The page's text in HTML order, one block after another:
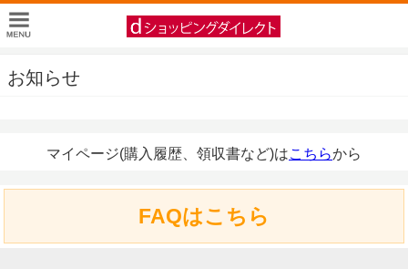
お知らせ
マイページ(購入履歴、領収書など)はこちらから
FAQはこちら